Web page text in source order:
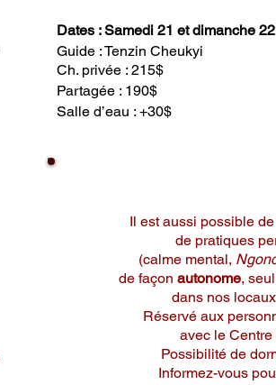
Dates : Samedi 21 et dimanche
Guide : Tenzin Cheukyi
Ch. privée : 215$
Partagée : 190$
Salle d’eau : +30$
Il est aussi possible
de pratiques
(calme mental,
de façon autonome,
dans nos
Réservé aux
avec le Centre
Possibilité de
Informez-vous